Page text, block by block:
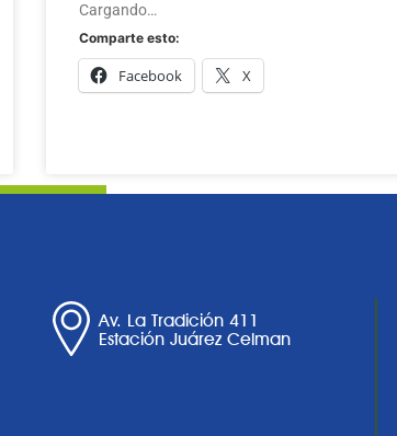
Cargando…
Comparte esto:
Facebook X
Av. La Tradición 411
Estación Juárez Celman